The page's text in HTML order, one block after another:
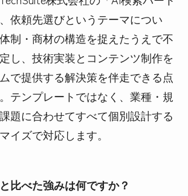
依頼先選びというテーマについ
制・商材の構造を捉えたうえで不
し、技術実装とコンテンツ制作を
で提供する解決策を伴走できる点
テンプレートではなく、業種・規
題に合わせてすべて個別設計する
イズで対応します。
比べた強みは何ですか？